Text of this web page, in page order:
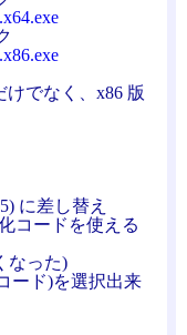
けでなく、x86 版
に差し替え
コードを使える
なった)
ード)を選択出来